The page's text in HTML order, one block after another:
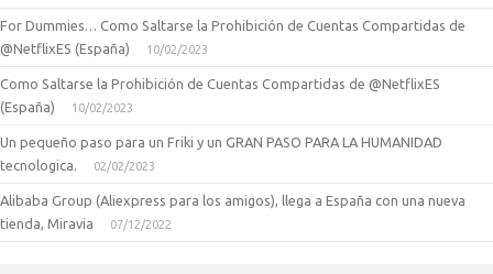
For Dummies… Como Saltarse la Prohibición de Cuentas Compartidas de
@NetflixES (España)
10/02/2023
Como Saltarse la Prohibición de Cuentas Compartidas de @NetflixES
(España)
10/02/2023
Un pequeño paso para un Friki y un GRAN PASO PARA LA HUMANIDAD
tecnologica.
02/02/2023
Alibaba Group (Aliexpress para los amigos), llega a España con una nueva
tienda, Miravia
07/12/2022